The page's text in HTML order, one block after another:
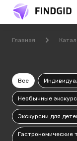
Главная
Все
Необычные
Экскурсии для
Гастрономические